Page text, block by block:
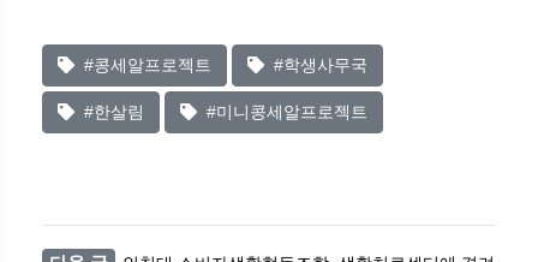
#콩세알프로젝트 #학생사무국
#한살림 #미니콩세알프로젝트